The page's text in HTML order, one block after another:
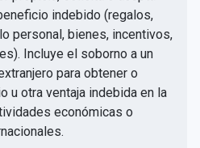
indebido (regalos,
personal, bienes, incentivos,
Incluye el soborno a un
para obtener o
u otra ventaja indebida en la
económicas o